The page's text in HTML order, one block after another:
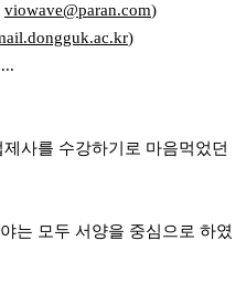
viowave@paran.com)
)
사를 수강하기로 마음먹었던
는 모두 서양을 중심으로 하였